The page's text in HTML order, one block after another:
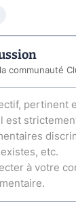
communauté